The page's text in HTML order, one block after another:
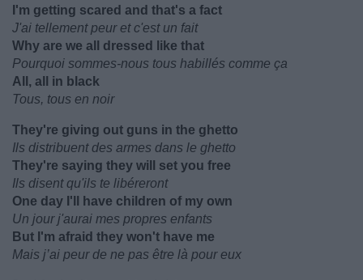
I'm getting scared and that's a fact
J'ai tellement peur et c'est un fait
Why are we all dressed like that
Pourquoi sommes-nous tous habillés comme ça
All, all in black
Tous, tous en noir
They're giving out guns in the ghetto
Ils distribuent des armes dans le ghetto
They're saying they will set you free
Ils disent qu'ils te libéreront
One day I'll have children of my own
Un jour j'aurai mes propres enfants
But I'm afraid they won't have me
Mais j’ai peur de ne pas être là pour eux